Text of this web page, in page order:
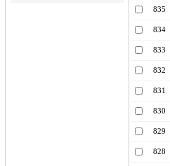
835
834
833
832
831
830
829
828